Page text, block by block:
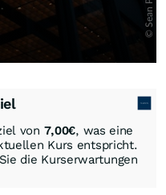
von 7,00€, was eine
Kurs entspricht.
die Kurserwartungen